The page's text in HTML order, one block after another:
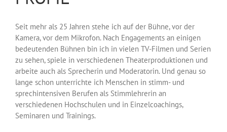
Seit mehr als 25 Jahren stehe ich auf der Bühne, vor der
Kamera, vor dem Mikrofon. Nach Engagements an einigen
bedeutenden Bühnen bin ich in vielen TV-Filmen und Serien
zu sehen, spiele in verschiedenen Theaterproduktionen und
arbeite auch als Sprecherin und Moderatorin. Und genau so
lange schon unterrichte ich Menschen in stimm- und
sprechintensiven Berufen als Stimmlehrerin an
verschiedenen Hochschulen und in Einzelcoachings,
Seminaren und Trainings.